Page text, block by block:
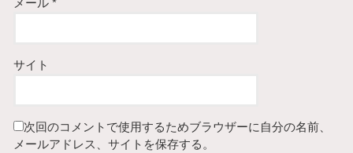
メール*
サイト
次回のコメントで使用するためブラウザーに自分の名前、
メールアドレス、サイトを保存する。